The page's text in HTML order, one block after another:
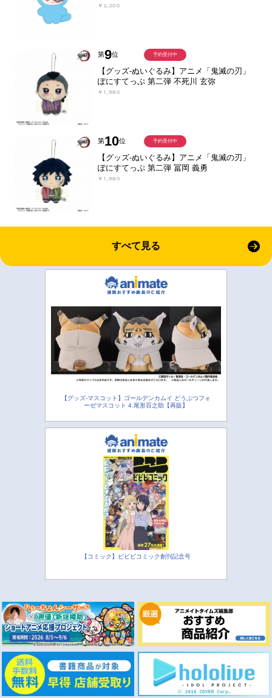
￥2,200
第9位
【グッズ-ぬいぐるみ】アニメ「鬼滅の刃」
ぽにすてっぷ 第二弾 不死川 玄弥
￥1,980
予約受付中
第10位
【グッズ-ぬいぐるみ】アニメ「鬼滅の刃」
ぽにすてっぷ 第二弾 冨岡 義勇
￥1,980
予約受付中
すべて見る
【グッズ-マスコット】ゴールデンカムイ どうぶつフォ
ーゼマスコット 4.尾形百之助【再販】
【コミック】ビビビコミック創刊記念号